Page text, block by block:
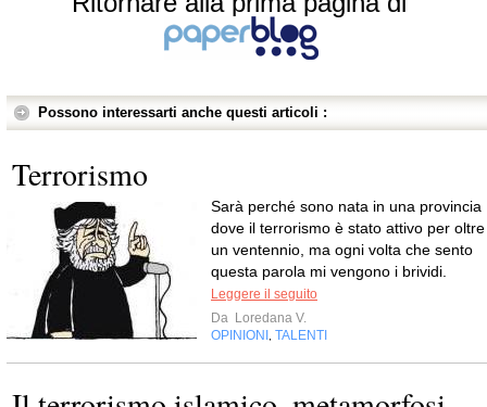
Possono interessarti anche questi articoli :
Terrorismo
Sarà perché sono nata in una provincia
dove il terrorismo è stato attivo per oltre
un ventennio, ma ogni volta che sento
questa parola mi vengono i brividi.
Leggere il seguito
Da Loredana V.
OPINIONI TALENTI